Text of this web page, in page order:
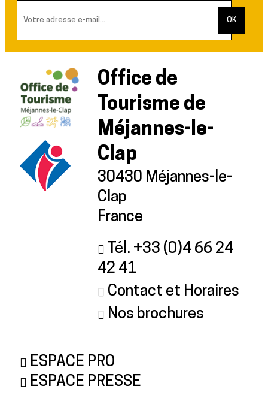
Office de
Tourisme de
Méjannes-le-
Clap
30430 Méjannes-le-
Clap
France
Tél. +33 (0)4 66 24
42 41
Contact et Horaires
Nos brochures
ESPACE PRO
ESPACE PRESSE